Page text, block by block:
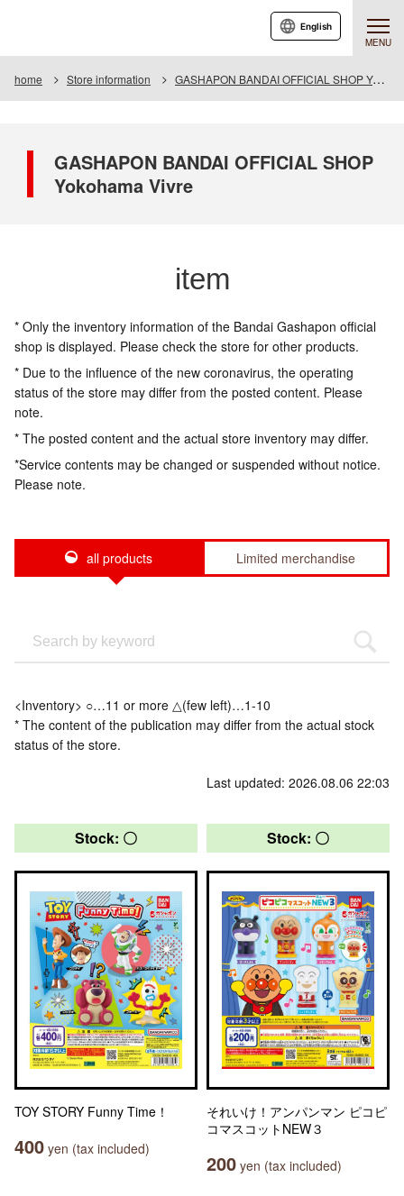
MENU
English
home Store information GASHAPON BANDAI OFFICIAL SHOP Yokohama Vivre
GASHAPON BANDAI OFFICIAL SHOP
Yokohama Vivre
item
* Only the inventory information of the Bandai Gashapon official
shop is displayed. Please check the store for other products.
* Due to the influence of the new coronavirus, the operating
status of the store may differ from the posted content. Please
note.
* The posted content and the actual store inventory may differ.
*Service contents may be changed or suspended without notice.
Please note.
all products Limited merchandise
<Inventory> ○…11 or more △(few left)…1-10
* The content of the publication may differ from the actual stock
status of the store.
Last updated: 2026.08.06 22:03
Stock: 〇
TOY STORY Funny Time！
400 yen (tax included)
Stock: 〇
それいけ！アンパンマン ピコピ
コマスコットNEW３
200 yen (tax included)